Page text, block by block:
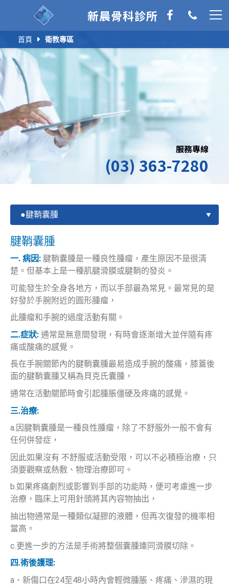
新晨骨科診所
服務專線
(03) 363-7280
首頁 衛教專區
腱鞘囊腫
一. 病因: 腱鞘囊腫是一種良性腫瘤，產生原因不是很清
楚。但基本上是一種肌腱滑膜或腱鞘的發炎。
可能發生於全身各地方，而以手部最為常見。最常見的是
好發於手腕附近的圓形腫瘤，
此腫瘤和手腕的過度活動有關。
二.症狀: 通常是無意間發現，有時會逐漸增大並伴隨有疼
痛或酸痛的感覺。
長在手腕關節內的腱鞘囊腫最易造成手腕的酸痛，膝蓋後
面的腱鞘囊腫又稱為貝克氏囊腫，
通常在活動關節時會引起腫脹僵硬及疼痛的感覺。
三.治療:
a.因腱鞘囊腫是一種良性腫瘤，除了不舒服外一般不會有
任何併發症，
因此如果沒有 不舒服或活動受限，可以不必積極治療，只
須要觀察或熱敷、物理治療即可。
b.如果疼痛劇烈或影響到手部的功能時，便可考慮進一步
治療，臨床上可用針頭將其內容物抽出，
抽出物通常是一種類似凝膠的液體，但再次復發的機率相
當高。
c.更進一步的方法是手術將整個囊腫連同滑膜切除。
四.術後護理:
a、新傷口在24至48小時內會輕微腫脹、疼痛、滲濕的現